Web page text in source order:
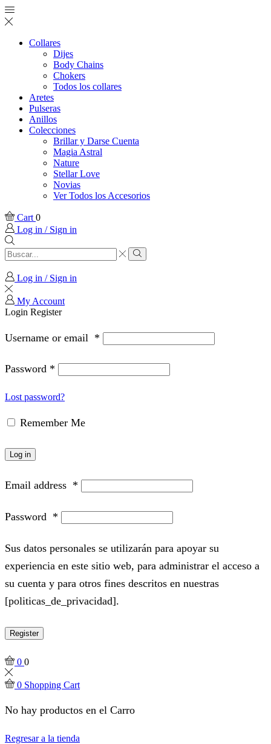
Collares
Dijes
Body Chains
Chokers
Todos los collares
Aretes
Pulseras
Anillos
Colecciones
Brillar y Darse Cuenta
Magia Astral
Nature
Stellar Love
Novias
Ver Todos los Accesorios
Cart 0
Log in / Sign in
Search
input
Search
Log in / Sign in
My Account
Login Register
Username or email *
Password *
Lost password?
Remember Me
Log in
Email address *
Password *
Sus datos personales se utilizarán para apoyar su
experiencia en este sitio web, para administrar el acceso a
su cuenta y para otros fines descritos en nuestras
[politicas_de_privacidad].
Register
0 0
0 Shopping Cart
No hay productos en el Carro
Regresar a la tienda